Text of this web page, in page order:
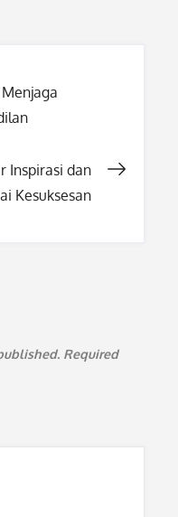
Inspirasi dan
Kesuksesan
Required